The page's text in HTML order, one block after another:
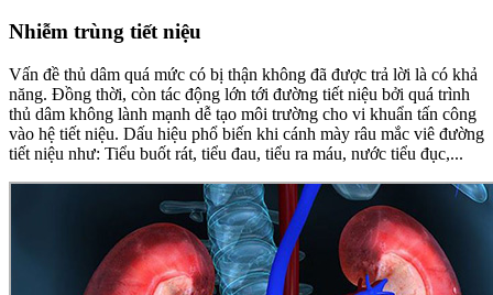
Nhiễm trùng tiết niệu
Vấn đề thủ dâm quá mức có bị thận không đã được trả lời là có khả
năng. Đồng thời, còn tác động lớn tới đường tiết niệu bởi quá trình
thủ dâm không lành mạnh dễ tạo môi trường cho vi khuẩn tấn công
vào hệ tiết niệu. Dấu hiệu phổ biến khi cánh mày râu mắc viê đường
tiết niệu như: Tiểu buốt rát, tiểu đau, tiểu ra máu, nước tiểu đục,...